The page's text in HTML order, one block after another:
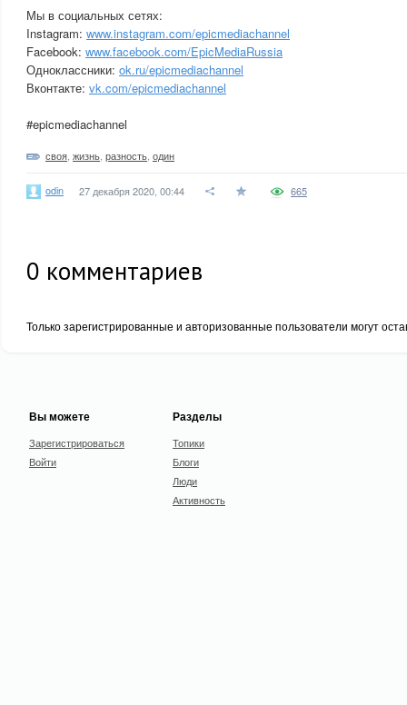
Мы в социальных сетях:
Instagram: www.instagram.com/epicmediachannel
Facebook: www.facebook.com/EpicMediaRussia
Одноклассники: ok.ru/epicmediachannel
Вконтакте: vk.com/epicmediachannel
#epicmediachannel
своя жизнь разность один
odin 27 декабря 2020, 00:44 665
0 комментариев
Только зарегистрированные и авторизованные пользователи могут
Вы можете
Зарегистрироваться
Войти
Разделы
Топики
Блоги
Люди
Активность